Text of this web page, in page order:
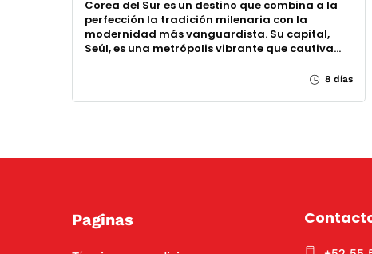
Corea del Sur es un destino que combina a la
perfección la tradición milenaria con la
modernidad más vanguardista. Su capital,
Seúl, es una metrópolis vibrante que cautiva…
8 días
Paginas